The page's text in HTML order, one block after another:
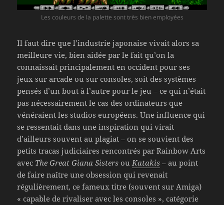
Les couleurs de la palette sont très bien employées
Il faut dire que l’industrie japonaise vivait alors sa
meilleure vie, bien aidée par le fait qu’on la
connaissait principalement en occident pour ses
jeux sur arcade ou sur consoles, soit des systèmes
pensés d’un bout à l’autre pour le jeu – ce qui n’était
pas nécessairement le cas des ordinateurs que
vénéraient les studios européens. Une influence qui
se ressentait dans une inspiration qui virait
d’ailleurs souvent au plagiat – on se souvient des
petits tracas judiciaires rencontrés par Rainbow Arts
avec The Great Giana Sisters ouKatakis – au point
de faire naître une obsession qui revenait
régulièrement, ce fameux titre (souvent sur Amiga)
« capable de rivaliser avec les consoles », catégorie